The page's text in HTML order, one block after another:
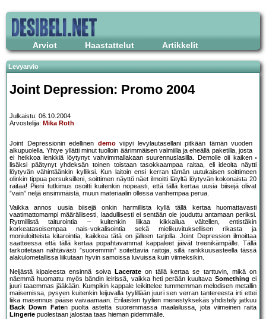
Arviot Haastattelut Artikkelit
Levyarvio
Joint Depression: Promo 2004
Julkaistu: 06.10.2004
Arvostelija: Mika Roth
Joint Depressionin edellinen demoviipyi levylautasellani pitkään tämän vuoden
alkupuolella. Yhtye yllätti minut tuolloin äärimmäisen valmiilla ja eheällä paketilla, josta
ei heikkoa lenkkiä löytynyt vahvimmallakaan suurennuslasilla. Demolle oli kaiken
lisäksi päätynyt yhdeksän toinen toistaan tasokkaampaa raitaa, eli ideoita näytti
löytyvän vähintäänkin kylliksi. Kun laitoin ensi kerran tämän uutukaisen soittimeen
olinkin tippua persuksilleni, soittimen näyttö näet ilmoitti lätyltä löytyvän kokonaista 20
raitaa! Pieni tutkimus osoitti kuitenkin nopeasti, että tällä kertaa uusia biisejä olivat
”vain” neljä ensimmäistä, muun materiaalin ollessa vanhempaa perua.
Vaikka annos uusia biisejä onkin harmillista kyllä tällä kertaa huomattavasti
vaatimattomampi määrällisesti, laadullisesti ei sentään ole jouduttu antamaan periksi.
Rytmillistä taiturointia – kuitenkin liikaa kikkailua vältellen, entistäkin
korkeatasoisempaa nais-vokalisointia sekä mielikuvituksellisen rikasta ja
moniuloitteista kitarointia, kaikkea tätä on jälleen tarjolla. Joint Depression ilmoittaa
saatteessa että tällä kertaa popahtavammat kappaleet jäivät treenikämpälle. Tällä
tarkoitetaan nähtävästi ”suoremmin” soitettavia raitoja, sillä rankkuusasteella tässä
alakulometallissa liikutaan hyvin samoissa luvuissa kuin viimeksikin.
Neljästä kipaleesta ensinnä soiva
Lacerateon tällä kertaa se tarttuvin, mikä on
näemmä huomattu myös bändin leirissä, vaikka heti perään kuultava Something ei
juuri taaemmas jääkään. Kumpikin kappale leikittelee tummemman melodisen metallin
maisemissa, pysyen kuitenkin leijuvalla tyylillään juuri sen verran tantereesta irti ettei
liika masennus pääse vaivaamaan. Erilaisten tyylien menestyksekäs yhdistely jatkuu
Back Down Faten puolta astetta suoremmassa maalailussa, jota viimeinen raita
Lingerie puolestaan jalostaa taas hieman pidemmälle.